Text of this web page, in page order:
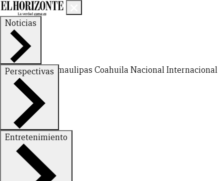
Noticias
Nuevo LeónTamaulipas Coahuila NacionalInternacional
Perspectivas
FinanzasOpinión
Entretenimiento